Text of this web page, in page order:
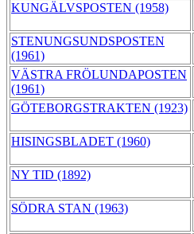
KUNGÄLVSPOSTEN (1958)
STENUNGSUNDSPOSTEN
(1961)
VÄSTRA FRÖLUNDAPOSTEN
(1961)
GÖTEBORGSTRAKTEN (1923)
HISINGSBLADET (1960)
NY TID (1892)
SÖDRA STAN (1963)